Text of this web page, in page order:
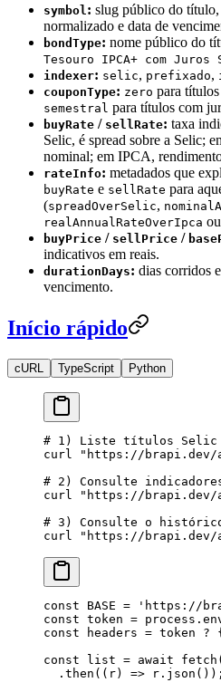
symbol : slug público do
normalizado e data de
bondType: nome público do
Tesouro IPCA+ com Juros
indexer: selic, prefixado,
couponType: zero para
semestral para títulos com
buyRate / sellRate: taxa
Selic, é spread sobre a Selic;
nominal; em IPCA,
rateInfo: metadados que
buyRate e sellRate para
(spreadOverSelic,
realAnnualRateOverIpca ou
buyPrice / sellPrice /
indicativos em reais.
durationDays: dias corridos
vencimento.
Início rápido
cURL TypeScript Python
# 1) Liste títulos Selic
curl
" https://brapi.dev/
# 2) Consulte
curl
" https://brapi.dev/
# 3) Consulte o
curl
" https://brapi.dev/
const BASE = ' https://
const token = process .
const headers = token ?
const list = await fetch
  .
then (( r) => r . json ());